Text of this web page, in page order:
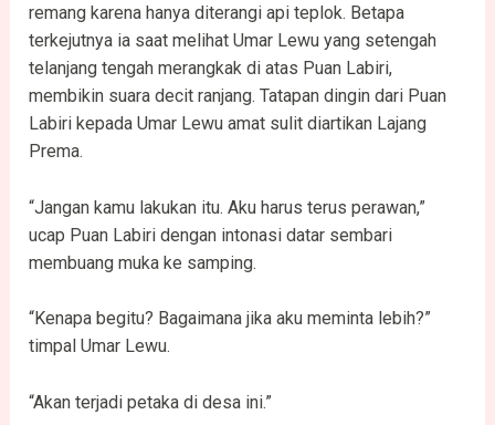
remang karena hanya diterangi api teplok. Betapa
terkejutnya ia saat melihat Umar Lewu yang setengah
telanjang tengah merangkak di atas Puan Labiri,
membikin suara decit ranjang. Tatapan dingin dari Puan
Labiri kepada Umar Lewu amat sulit diartikan Lajang
Prema.
“Jangan kamu lakukan itu. Aku harus terus perawan,”
ucap Puan Labiri dengan intonasi datar sembari
membuang muka ke samping.
“Kenapa begitu? Bagaimana jika aku meminta lebih?”
timpal Umar Lewu.
“Akan terjadi petaka di desa ini.”